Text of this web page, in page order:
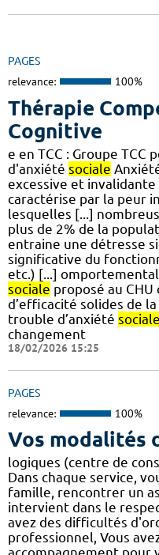
PAGES
relevance: 100%
Thérapie
Cognitive
e en TCC : Groupe
d'anxiété sociale
excessive et invalidante
caractérise par la peur
lesquelles [...]
plus de 2% de la
entraine une détresse
significative du
etc.) [...]
sociale proposé au
d’efficacité solides de
trouble d’anxiété sociale
changement
18/02/2026 15:25
PAGES
relevance: 100%
Vos modalités
logiques (centre de
Dans chaque service,
famille, rencontrer un
intervient dans le
avez des difficultés
professionnel, Vous